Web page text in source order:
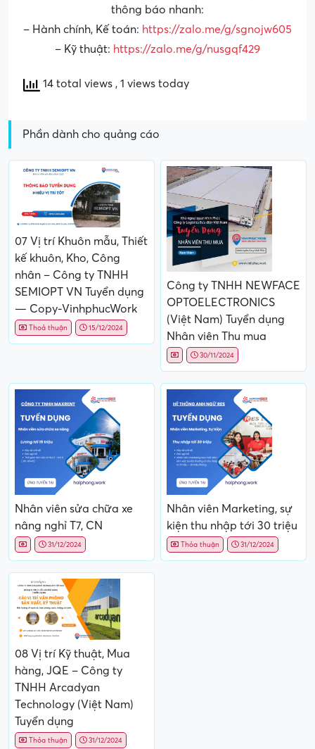
thông báo nhanh:
– Hành chính, Kế toán: https://zalo.me/g/sgnojw605
– Kỹ thuật: https://zalo.me/g/nusgqf429
14 total views , 1 views today
Phần dành cho quảng cáo
07 Vị trí Khuôn mẫu, Thiết
kế khuôn, Kho, Công
nhân – Công ty TNHH
SEMIOPT VN Tuyển dụng
— Copy-VinhphucWork
Thoả thuận 15/12/2024
Công ty TNHH NEWFACE
OPTOELECTRONICS
(Việt Nam) Tuyển dụng
Nhân viên Thu mua
30/11/2024
Nhân viên sửa chữa xe
nâng nghỉ T7, CN
31/12/2024
Nhân viên Marketing, sự
kiện thu nhập tới 30 triệu
Thỏa thuận 31/12/2024
08 Vị trí Kỹ thuật, Mua
hàng, JQE – Công ty
TNHH Arcadyan
Technology (Việt Nam)
Tuyển dụng
Thỏa thuận 31/12/2024